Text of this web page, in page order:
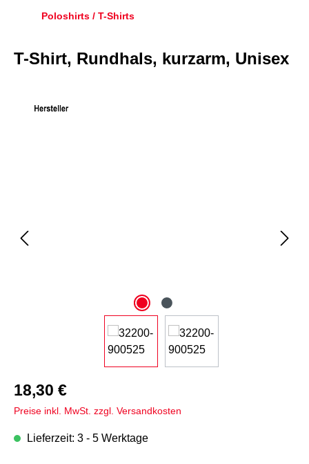
Poloshirts / T-Shirts
T-Shirt, Rundhals, kurzarm, Unisex
18,30 €
Preise inkl. MwSt. zzgl. Versandkosten
Lieferzeit: 3 - 5 Werktage